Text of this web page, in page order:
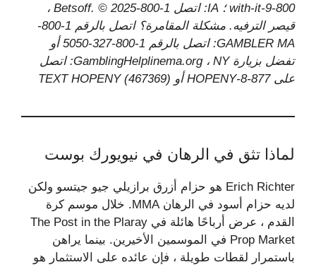
800-9-with-it ؛ IA: اتصل 1-800-Betsoff. © 2025 ،
قيصر الترفيه. مشكلة المقامرة؟ اتصل بالرقم 1-800-
GAMBLER MA: اتصل بالرقم 1-800-327-5050 أو
تفضل بزيارة GamblingHelplinema.org ، NY: اتصل
على 877-8-HOPENY أو TEXT HOPENY (467369)
لماذا تثق في الرهان في نيويورك بوست
Erich Richter هو حزام أزرق برازيلي جيو جيتسو ولكن
لديه حزام أسود في الرهان MMA. خلال موسم كرة
القدم ، عرض أرباحًا هائلة في The Post in the Plaray
Prop Market في الموسمين الأخيرين. بينما يراهن
باستمرار لقطات طويلة ، فإن عائده على الاستثمار هو